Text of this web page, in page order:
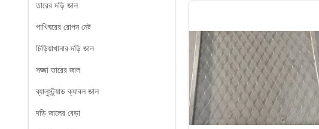
তারের দড়ি জাল
পাখিঘরের রোপন নেট
চিড়িয়াখানার দড়ি জাল
সজ্জা তারের জাল
ব্যালুস্ট্র্যাড ক্যাবল জাল
দড়ি জালের বেড়া